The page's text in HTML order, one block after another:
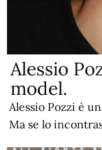
Alessio
model.
Alessio Pozzi è
Ma se lo